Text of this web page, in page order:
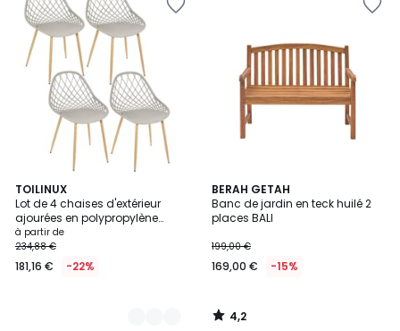
TOILINUX
Lot de 4 chaises d'extérieur
ajourées en polypropylène
MALAGA
à partir de
234,88 €
181,16 € -22%
5
Couleurs
BERAH GETAH
Banc de jardin en teck huilé 2
places BALI
199,00 €
169,00 € -15%
4,2
/ 5
4,2
/